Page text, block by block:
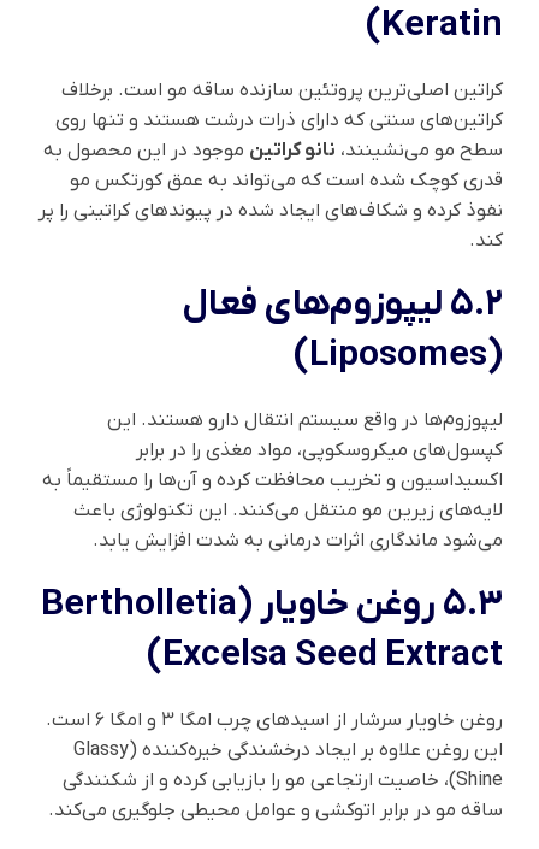
Keratin)
کراتین اصلی‌ترین پروتئین سازنده ساقه مو است. برخلاف
کراتین‌های سنتی که دارای ذرات درشت هستند و تنها روی
سطح مو می‌نشینند، نانو کراتین موجود در این محصول به
قدری کوچک شده است که می‌تواند به عمق کورتکس مو
نفوذ کرده و شکاف‌های ایجاد شده در پیوندهای کراتینی را پر
کند.
۵.۲ لیپوزوم‌های فعال
(Liposomes)
لیپوزوم‌ها در واقع سیستم انتقال دارو هستند. این
کپسول‌های میکروسکوپی، مواد مغذی را در برابر
اکسیداسیون و تخریب محافظت کرده و آن‌ها را مستقیماً به
لایه‌های زیرین مو منتقل می‌کنند. این تکنولوژی باعث
می‌شود ماندگاری اثرات درمانی به شدت افزایش یابد.
۵.۳ روغن خاویار (Bertholletia
Excelsa Seed Extract)
روغن خاویار سرشار از اسیدهای چرب امگا ۳ و امگا ۶ است.
این روغن علاوه بر ایجاد درخشندگی خیره‌کننده (Glassy
Shine)، خاصیت ارتجاعی مو را بازیابی کرده و از شکنندگی
ساقه مو در برابر اتوکشی و عوامل محیطی جلوگیری می‌کند.